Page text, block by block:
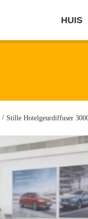
HUIS
/ Stille Hotelgeurdiffuser